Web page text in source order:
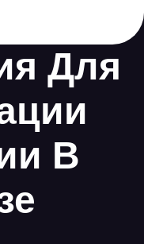
Для
В